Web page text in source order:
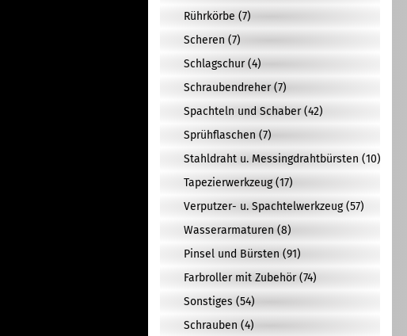
Rührkörbe (7)
Scheren (7)
Schlagschur (4)
Schraubendreher (7)
Spachteln und Schaber (42)
Sprühflaschen (7)
Stahldraht u. Messingdrahtbürsten (10)
Tapezierwerkzeug (17)
Verputzer- u. Spachtelwerkzeug (57)
Wasserarmaturen (8)
Pinsel und Bürsten (91)
Farbroller mit Zubehör (74)
Sonstiges (54)
Schrauben (4)